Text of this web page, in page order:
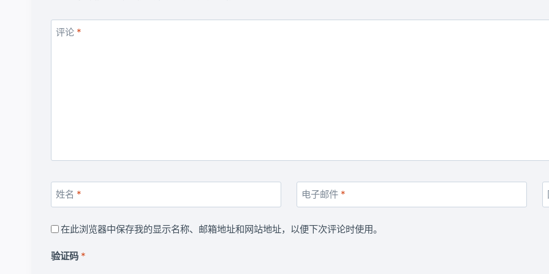
评论 *
姓名 * 电子邮件 *
在此浏览器中保存我的显示名称、邮箱地址和网站地址，以便下次评论时使用。
验证码 *